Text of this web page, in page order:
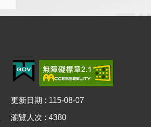
更新日期 115-08-07
瀏覽人次 4380